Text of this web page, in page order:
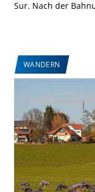
Sur. Nach der
WANDERN